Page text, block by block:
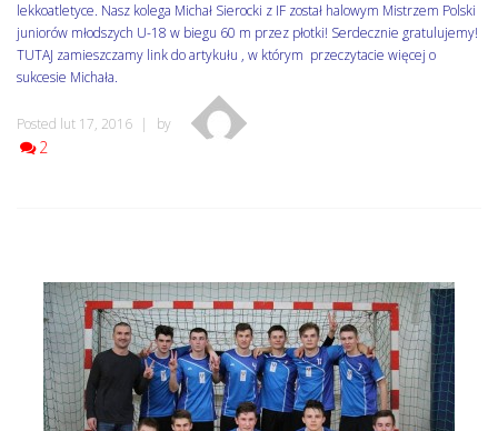
lekkoatletyce. Nasz kolega Michał Sierocki z IF został halowym Mistrzem Polski
juniorów młodszych U-18 w biegu 60 m przez płotki! Serdecznie gratulujemy!
TUTAJ zamieszczamy link do artykułu , w którym przeczytacie więcej o
sukcesie Michała.
Posted lut 17, 2016 by
2